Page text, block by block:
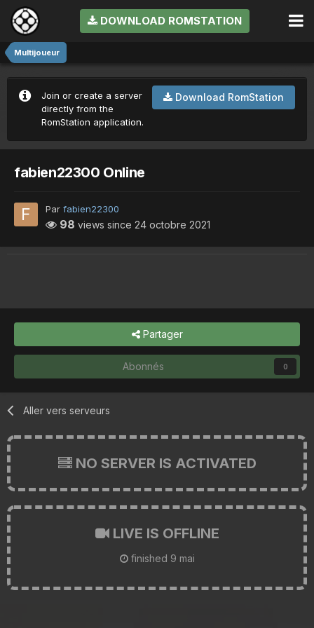
DOWNLOAD ROMSTATION
Multijoueur
Download RomStation
Join or create a server
directly from the
RomStation application.
fabien22300 Online
Par fabien22300
98 views since 24 octobre 2021
Partager
Abonnés 0
Aller vers serveurs
NO SERVER IS ACTIVATED
LIVE IS OFFLINE
finished 9 mai